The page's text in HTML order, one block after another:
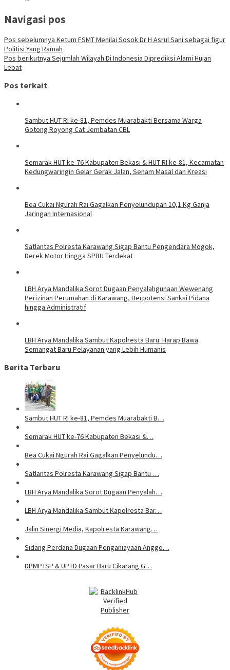
Navigasi pos
Pos sebelumnya Ketum FSMT Menilai Sosok Dr H Asrul Sani sebagai figur
Politisi Yang Ramah
Pos berikutnya Sejumlah Wilayah Di Indonesia Diprediksi Alami Hujan
Lebat
Pos terkait
Sambut HUT RI ke-81, Pemdes Muarabakti Bersama Warga
Gotong Royong Cat Jembatan CBL
Semarak HUT ke-76 Kabupaten Bekasi & HUT RI ke-81, Kecamatan
Kedungwaringin Gelar Gerak Jalan, Senam Masal dan Kreasi
Bea Cukai Ngurah Rai Gagalkan Penyelundupan 10,1 Kg Ganja
Jaringan Internasional
Satlantas Polresta Karawang Sigap Bantu Pengendara Mogok,
Derek Motor Hingga SPBU Terdekat
LBH Arya Mandalika Sorot Dugaan Penyalahgunaan Wewenang
Perizinan Perumahan di Karawang, Berpotensi Sanksi Pidana
hingga Administratif
LBH Arya Mandalika Sambut Kapolresta Baru: Harap Bawa
Semangat Baru Pelayanan yang Lebih Humanis
Berita Terbaru
Sambut HUT RI ke-81, Pemdes Muarabakti B…
Semarak HUT ke-76 Kabupaten Bekasi &…
Bea Cukai Ngurah Rai Gagalkan Penyelundu…
Satlantas Polresta Karawang Sigap Bantu …
LBH Arya Mandalika Sorot Dugaan Penyalah…
LBH Arya Mandalika Sambut Kapolresta Bar…
Jalin Sinergi Media, Kapolresta Karawang…
Sidang Perdana Dugaan Penganiayaan Anggo…
DPMPTSP & UPTD Pasar Baru Cikarang G…